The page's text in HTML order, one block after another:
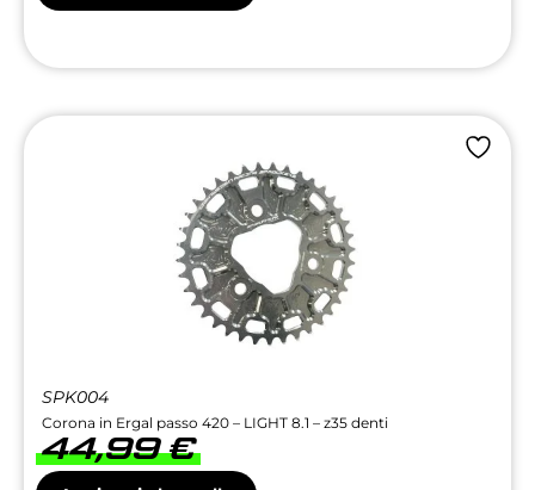
SPK004
Corona in Ergal passo 420 – LIGHT 8.1 – z35 denti
44,99€